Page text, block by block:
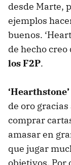
desde Marte,
ejemplos
buenos.
de hecho creo
los F2P.
‘Hearthstone’
de oro
comprar
amasar en
que jugar